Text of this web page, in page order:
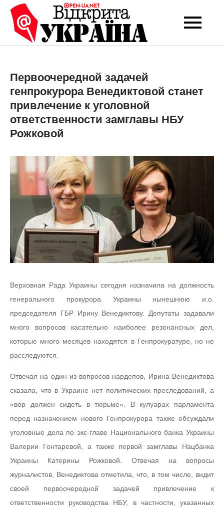
Перейти
вмісту
Open-UA
NET
Це ваше надійне
експертних думок
Первоочередной задачей
генпрокурора Венедиктовой станет
привлечение к уголовной
ответственности замглавы НБУ
Рожковой
Верховная Рада Украины сегодня назначила на должность
генерального прокурора Украины нынешнюю и.о.
председателя ГБР Ирину Венедиктову. Депутаты задавали
много вопросов касательно наиболее резонансных дел,
которые много месяцев находятся в Генпрокуратуре, но не
расследуются.
Отвечая на один из вопросов нардепов, Ирина Венедиктова
сказала, что в Украине нет политических преследований, а
«вор должен сидеть в тюрьме». В кулуарах парламента
перед назначением нового Генпрокурора также обсуждали
уголовные дела по экс-главе Национального банка Украины
Валерии Гонтаревой, а также первой замглавы Нацбанка
Украины Катерины Рожковой. Отвечая на вопросы
журналистов, Венедиктова отметила, что, в том числе, видит
своей первоочередной задачей привлечение к
ответственности руководства НБУ, в частности, указанных